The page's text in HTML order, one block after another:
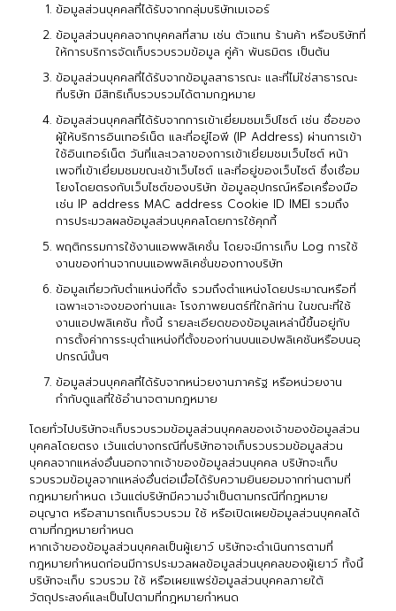
ข้อมูลส่วนบุคคลที่ได้รับจากกลุ่มบริษัทเมเจอร์
ข้อมูลส่วนบุคคลจากบุคคลที่สาม เช่น ตัวแทน ร้านค้า หรือบริษัทที่
ให้การบริการจัดเก็บรวบรวมข้อมูล คู่ค้า พันธมิตร เป็นต้น
ข้อมูลส่วนบุคคลที่ได้รับจากข้อมูลสาธารณะ และที่ไม่ใช่สาธารณะ
ที่บริษัท มีสิทธิเก็บรวบรวมได้ตามกฎหมาย
ข้อมูลส่วนบุคคลที่ได้รับจากการเข้าเยี่ยมชมเว็ปไซต์ เช่น ชื่อของ
ผู้ให้บริการอินเทอร์เน็ต และที่อยู่ไอพี (IP Address) ผ่านการเข้า
ใช้อินเทอร์เน็ต วันที่และเวลาของการเข้าเยี่ยมชมเว็บไซต์ หน้า
เพจที่เข้าเยี่ยมชมขณะเข้าเว็บไซต์ และที่อยู่ของเว็บไซต์ ซึ่งเชื่อม
โยงโดยตรงกับเว็บไซต์ของบริษัท ข้อมูลอุปกรณ์หรือเครื่องมือ
เช่น IP address MAC address Cookie ID IMEI รวมถึง
การประมวลผลข้อมูลส่วนบุคคลโดยการใช้คุกกี้
พฤติกรรมการใช้งานแอพพลิเคชั่น โดยจะมีการเก็บ Log การใช้
งานของท่านจากบนแอพพลิเคชั่นของทางบริษัท
ข้อมูลเกี่ยวกับตำแหน่งที่ตั้ง รวมถึงตำแหน่งโดยประมาณหรือที่
เฉพาะเจาะจงของท่านและ โรงภาพยนตร์ที่ใกล้ท่าน ในขณะที่ใช้
งานแอปพลิเคชัน ทั้งนี้ รายละเอียดของข้อมูลเหล่านี้ขึ้นอยู่กับ
การตั้งค่าการระบุตำแหน่งที่ตั้งของท่านบนแอปพลิเคชันหรือบนอุ
ปกรณ์นั้นๆ
ข้อมูลส่วนบุคคลที่ได้รับจากหน่วยงานภาครัฐ หรือหน่วยงาน
กำกับดูแลที่ใช้อำนาจตามกฎหมาย
โดยทั่วไปบริษัทจะเก็บรวบรวมข้อมูลส่วนบุคคลของเจ้าของข้อมูลส่วน
บุคคลโดยตรง เว้นแต่บางกรณีที่บริษัทอาจเก็บรวบรวมข้อมูลส่วน
บุคคลจากแหล่งอื่นนอกจากเจ้าของข้อมูลส่วนบุคคล บริษัทจะเก็บ
รวบรวมข้อมูลจากแหล่งอื่นต่อเมื่อได้รับความยินยอมจากท่านตามที่
กฎหมายกำหนด เว้นแต่บริษัทมีความจำเป็นตามกรณีที่กฎหมาย
อนุญาต หรือสามารถเก็บรวบรวม ใช้ หรือเปิดเผยข้อมูลส่วนบุคคลได้
ตามที่กฎหมายกำหนด
หากเจ้าของข้อมูลส่วนบุคคลเป็นผู้เยาว์ บริษัทจะดำเนินการตามที่
กฎหมายกำหนดก่อนมีการประมวลผลข้อมูลส่วนบุคคลของผู้เยาว์ ทั้งนี้
บริษัทจะเก็บ รวบรวม ใช้ หรือเผยแพร่ข้อมูลส่วนบุคคลภายใต้
วัตถุประสงค์และเป็นไปตามที่กฎหมายกำหนด